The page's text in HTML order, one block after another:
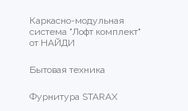
Каркасно-модульная
система "Лофт комплект"
от НАЙДИ
Бытовая техника
Фурнитура STARAX